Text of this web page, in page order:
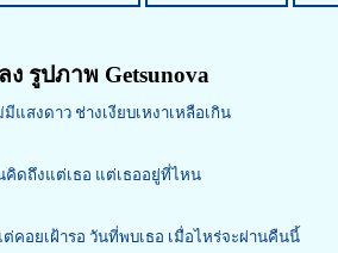
ง รูปภาพ Getsunova
แสงดาว ช่างเงียบเหงาเหลือเกิน
ดถึงแต่เธอ แต่เธออยู่ที่ไหน
คอยเฝ้ารอ วันที่พบเธอ เมื่อไหร่จะผ่านคืนนี้